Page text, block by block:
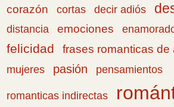
corazón
cortas decir adiós
distancia emociones
felicidad frases romanticas de
mujeres
pasión pensamientos
romanticas indirectas